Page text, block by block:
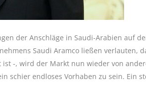
der Anschläge in Saudi-Arabien auf
Saudi Aramco ließen verlauten,
-, wird der Markt nun wieder von
schier endloses Vorhaben zu sein. Ein